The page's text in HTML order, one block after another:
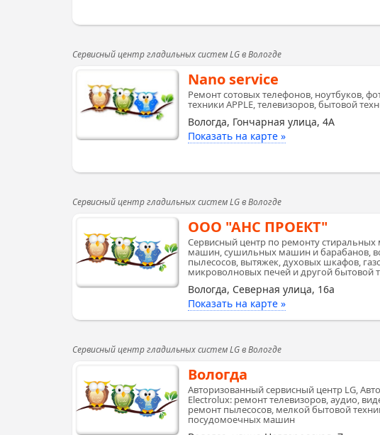
Сервисный центр гладильных систем LG в Вологде
Nano service
Ремонт сотовых телефонов, ноутбуков,
техники APPLE, телевизоров, бытовой
Вологда, Гончарная улица, 4А
Показать на карте »
Сервисный центр гладильных систем LG в Вологде
ООО "АНС ПРОЕКТ"
Сервисный центр по ремонту
машин, сушильных машин и барабанов,
пылесосов, вытяжек, духовых шкафов,
микроволновых печей и другой бытовой
Вологда, Северная улица, 16а
Показать на карте »
Сервисный центр гладильных систем LG в Вологде
Вологда
Авторизованный сервисный центр LG,
Electrolux: ремонт телевизоров, аудио,
ремонт пылесосов, мелкой бытовой
посудомоечных машин